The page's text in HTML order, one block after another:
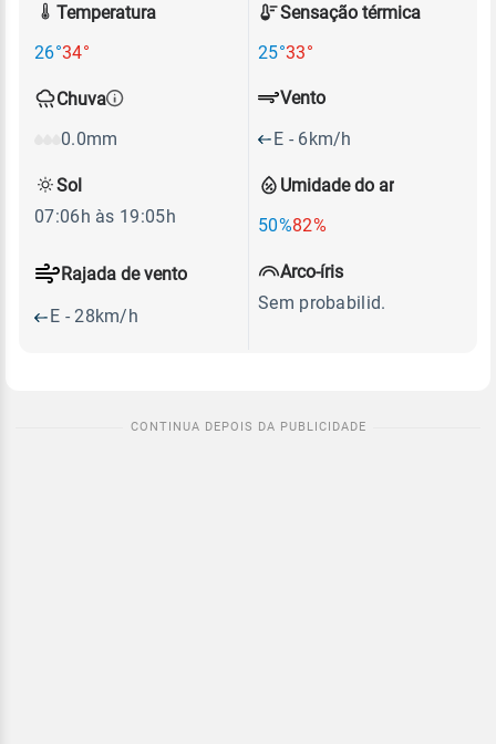
Temperatura
26°34°
Sensação térmica
25°33°
Chuva
0.0mm
Umidade do ar
50%82%
Vento
E - 6km/h
Rajada de vento
E - 28km/h
Sol
07:06h às 19:05h
Arco-íris
Sem probabilid.